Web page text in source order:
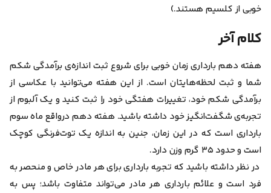
خوبی از کلسیم هستند.)
کلام آخر
هفته دهم بارداری زمان خوبی برای شروع ثبت اندازه‌ی برآمدگی شکم
شما و ثبت لحظه‌هایتان است. از این هفته می‌توانید با عکاسی از
برآمدگی شکم خود، تغییرات هفتگی خود را ثبت کنید و یک آلبوم از
تجربه‌ی شگفت‌انگیز خود داشته باشید. هفته دهم درواقع ماه سوم
بارداری است که در این زمان، جنین به اندازه یک توت‌فرنگی کوچک
است و حدود ۳۵ گرم وزن دارد.
در نظر داشته باشید که تجربه بارداری برای هر مادر خاص و منحصر به
فرد است و علائم بارداری هر مادر می‌تواند متفاوت باشد؛ پس به